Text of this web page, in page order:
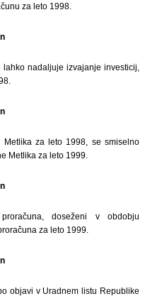
za leto 1998.
nadaljuje izvajanje investicij,
za leto 1998, se smiselno
Metlika za leto 1999.
doseženi v obdobju
za leto 1999.
objavi v Uradnem listu Republike